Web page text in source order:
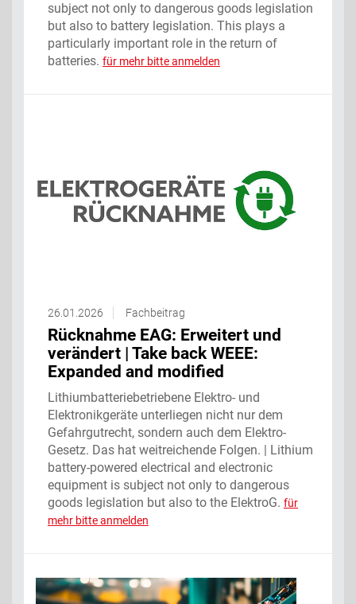
subject not only to dangerous goods legislation
but also to battery legislation. This plays a
particularly important role in the return of
batteries. für mehr bitte anmelden
26.01.2026 Fachbeitrag
Rücknahme EAG: Erweitert und
verändert‌ | Take back WEEE:
Expanded and modified
Lithiumbatteriebetriebene Elektro- und
Elektronikgeräte unterliegen nicht nur dem
Gefahrgutrecht, sondern auch dem Elektro-
Gesetz. Das hat weitreichende Folgen. | Lithium
battery-powered electrical and electronic
equipment is subject not only to dangerous
goods legislation but also to the ElektroG. für
mehr bitte anmelden